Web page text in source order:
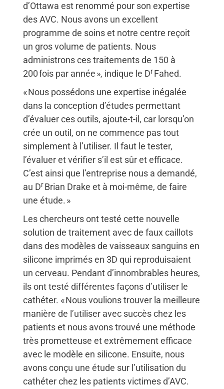
d’Ottawa est renommé pour son expertise
des AVC. Nous avons un excellent
programme de soins et notre centre reçoit
un gros volume de patients. Nous
administrons ces traitements de 150 à
200 fois par année », indique le DrFahed.
« Nous possédons une expertise inégalée
dans la conception d’études permettant
d’évaluer ces outils, ajoute-t-il, car lorsqu’on
crée un outil, on ne commence pas tout
simplement à l’utiliser. Il faut le tester,
l’évaluer et vérifier s’il est sûr et efficace.
C’est ainsi que l’entreprise nous a demandé,
au DrBrian Drake et à moi-même, de faire
une étude. »
Les chercheurs ont testé cette nouvelle
solution de traitement avec de faux caillots
dans des modèles de vaisseaux sanguins en
silicone imprimés en 3D qui reproduisaient
un cerveau. Pendant d’innombrables heures,
ils ont testé différentes façons d’utiliser le
cathéter. « Nous voulions trouver la meilleure
manière de l’utiliser avec succès chez les
patients et nous avons trouvé une méthode
très prometteuse et extrêmement efficace
avec le modèle en silicone. Ensuite, nous
avons conçu une étude sur l’utilisation du
cathéter chez les patients victimes d’AVC.